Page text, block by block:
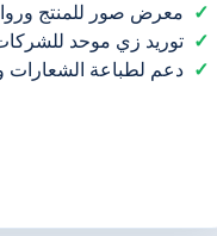
معرض صور للمنتج
توريد زي موحد
دعم لطباعة الشعارات